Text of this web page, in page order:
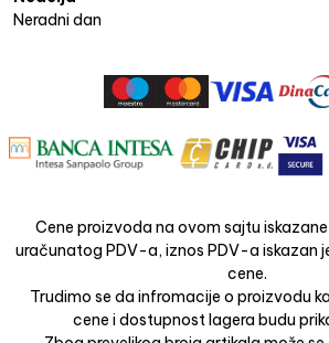
Neradni dan
Cene proizvoda na ovom sajtu
uračunatog PDV-a, iznos PDV-a iskazan
cene.
Trudimo se da infromacije o proizvodu
cene i dostupnost lagera budu